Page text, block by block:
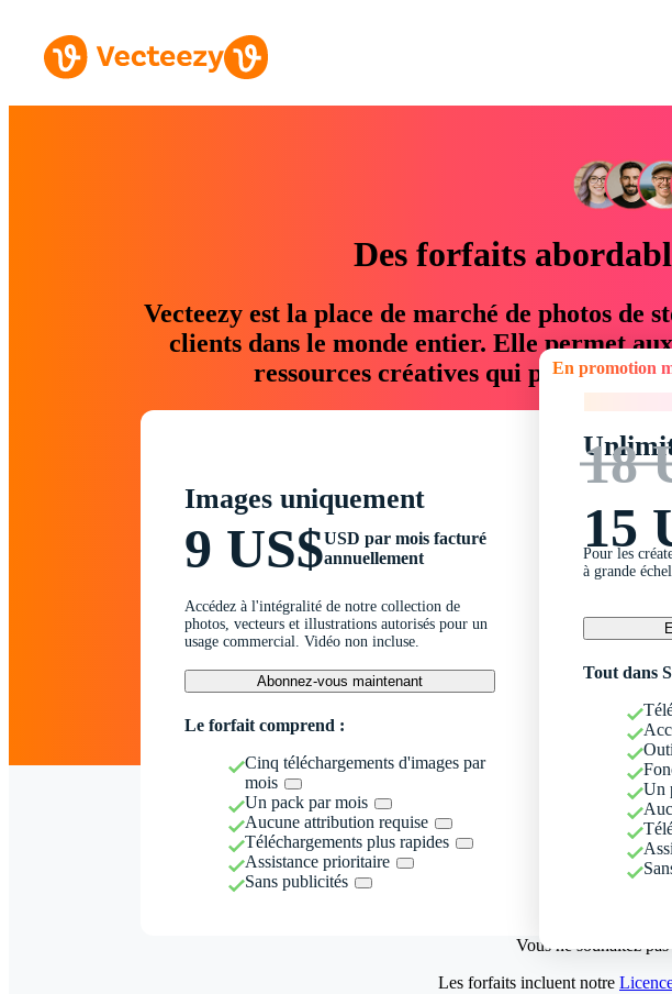
Des forfaits
Vecteezy est la place de marché de photos de
clients dans le monde entier. Elle permet
ressources créatives qui permettent
Images uniquement
9 US$USD par mois facturé
annuellement
Accédez à l'intégralité de notre collection de
photos, vecteurs et illustrations autorisés pour un
usage commercial. Vidéo non incluse.
Abonnez-vous maintenant
Le forfait comprend :
Cinq téléchargements d'images par
mois
Un pack par mois
Aucune attribution requise
Téléchargements plus rapides
Assistance prioritaire
Sans publicités
En promotion
18
15
Pour les
à grande
Tout dans
Un
Vous ne souhaitez
Les forfaits incluent notre